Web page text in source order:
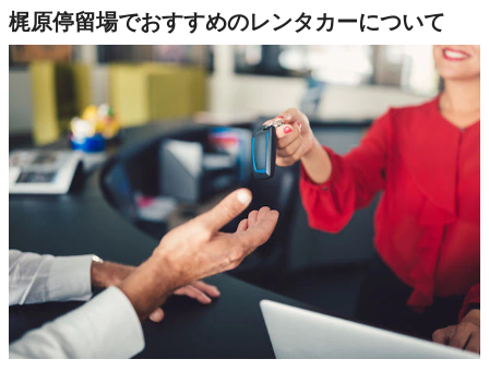
梶原停留場でおすすめのレンタカーについて